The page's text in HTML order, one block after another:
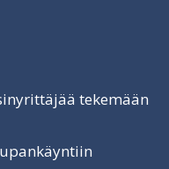
tekemään